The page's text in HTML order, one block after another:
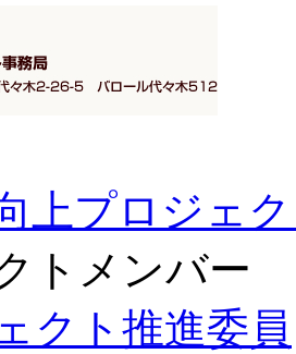
上プロジェ
トメンバー
クト推進委員